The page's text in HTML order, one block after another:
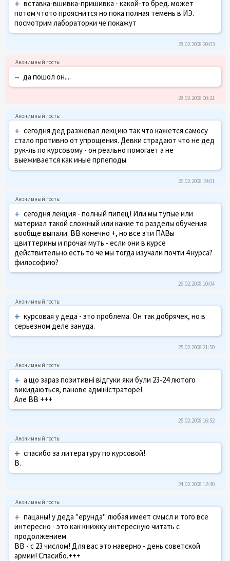
+ вставка-вшивка-пришивка - какой-то бред. может
потом чтото прояснится но пока полная темень в ИЭ.
посмотрим лабораторки че покажут
28.02.2008 20:03
– да пошол он....
28.02.2008 00:21
+ сегодня дед разжевал лекцию так что кажется самосу
стало противно от упрощения. Девки страдают что не дед
рук-ль по курсовому - он реально помогает а не
выеживается как иные прпеподы
26.02.2008 19:01
+ сегодня лекция - полный пипец! Или мы тупые или
материал такой сложный или какие то разделы обучения
вообще выпали. ВВ конечно +, но все эти ПАВы
цвиттерины и прочая муть - если они в курсе
действительно есть то че мы тогда изучали почти 4 курса?
философию?
26.02.2008 10:04
+ курсовая у деда - это проблема. Он так добрячек, но в
серьезном деле зануда.
25.02.2008 21:50
+ а що зараз позитивні відгуки яки були 23-24 лютого
викидаються, панове адміністраторе!
Але ВВ +++
25.02.2008 16:52
+ спасибо за литературу по курсовой!
В.
24.02.2008 12:40
+ пацаны! у деда "ерунда" любая имеет смысл и того все
интересно - это как книжку интересную читать с
продолжением
ВВ - с 23 числом! Для вас это наверно - день советской
армии! Спасибо.+++